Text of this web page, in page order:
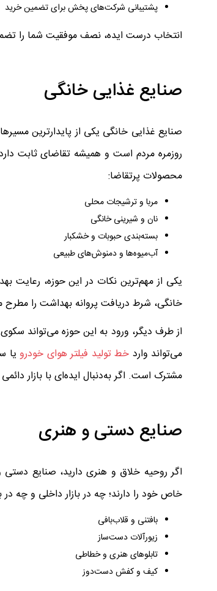
پشتیبانی شرکت‌های پخش برای تضمین خرید
انتخاب درست ایده، نصف موفقیت شما را
صنایع غذایی خانگی
صنایع غذایی خانگی یکی از پایدارترین
روزمره مردم است و همیشه تقاضای ثابت
محصولات پرتقاضا:
مربا و ترشیجات محلی
نان و شیرینی خانگی
بسته‌بندی حبوبات و خشکبار
آب‌میوه‌ها و دمنوش‌های طبیعی
یکی از مهم‌ترین نکات در این حوزه، رعایت
خانگی، شرط دریافت پروانه بهداشت را مطرح
از طرف دیگر، ورود به این حوزه می‌تواند
می‌تواند وارد خط تولید فیلتر هوای خودرو یا
مشترک است. اگر به‌دنبال ایده‌ای با بازار
صنایع دستی و هنری
اگر روحیه خلاق و هنری دارید، صنایع
خاص خود را دارند؛ چه در بازار داخلی و چه
بافتنی و قلاب‌بافی
زیورآلات دست‌ساز
تابلوهای هنری و خطاطی
کیف و کفش دست‌دوز